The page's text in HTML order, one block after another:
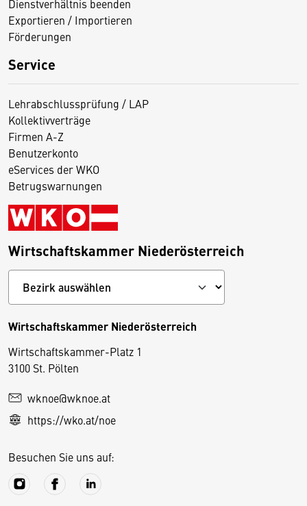
Dienstverhältnis beenden
Exportieren / Importieren
Förderungen
Service
Lehrabschlussprüfung / LAP
Kollektivverträge
Firmen A-Z
Benutzerkonto
eServices der WKO
Betrugswarnungen
Wirtschaftskammer Niederösterreich
Wirtschaftskammer Niederösterreich
Wirtschaftskammer-Platz 1
3100 St. Pölten
wknoe@wknoe.at
https://wko.at/noe
Besuchen Sie uns auf:
D
e
s
S
e